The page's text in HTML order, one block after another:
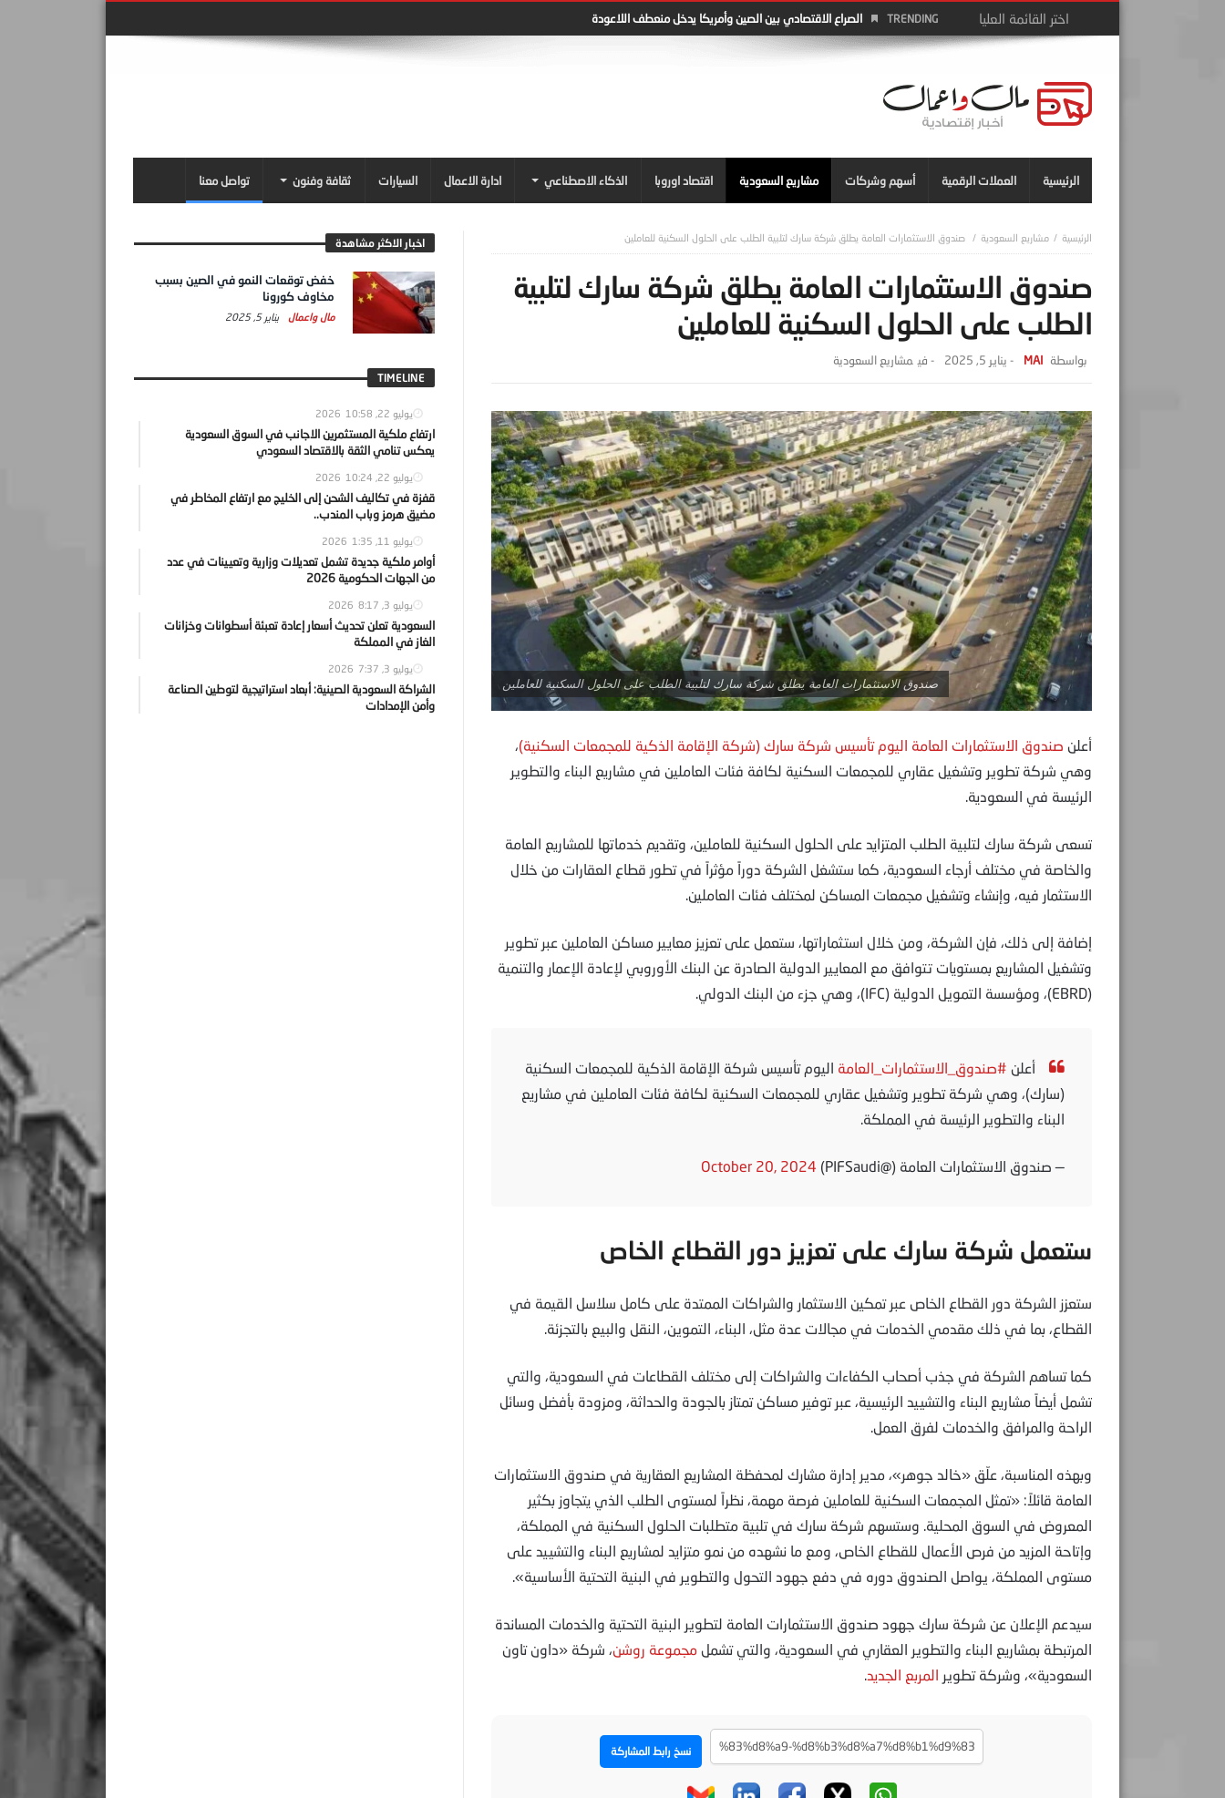
TRENDING الصراع الاقتصادي بين الصين وأمريكا يدخل منعطف اللاعودة
الرئيسية العملات الرقمية أسهم وشركات مشاريع السعودية اقتصاد اوروبا الذكاء الاصطناعي ادارة الاعمال السيارات ثقافة وفنون تواصل معنا
مشاريع السعودية صندوق الاستثمارات العامة يطلق شركة سارك لتلبية الطلب على الحلول السكنية للعاملين
صندوق الاستثمارات العامة يطلق شركة سارك لتلبية
الطلب على الحلول السكنية للعاملين
MAI
- يناير 5, 2025 - ‎في مشاريع السعودية
صندوق الاستثمارات العامة يطلق شركة سارك لتلبية الطلب على الحلول السكنية للعاملين
أعلن صندوق الاستثمارات العامة اليوم تأسيس شركة سارك (شركة الإقامة الذكية للمجمعات السكنية)،
وهي شركة تطوير وتشغيل عقاري للمجمعات السكنية لكافة فئات العاملين في مشاريع البناء والتطوير
الرئيسة في السعودية.
تسعى شركة سارك لتلبية الطلب المتزايد على الحلول السكنية للعاملين، وتقديم خدماتها للمشاريع العامة
والخاصة في مختلف أرجاء السعودية، كما ستشغل الشركة دوراً مؤثراً في تطور قطاع العقارات من خلال
الاستثمار فيه، وإنشاء وتشغيل مجمعات المساكن لمختلف فئات العاملين.
إضافة إلى ذلك، فإن الشركة، ومن خلال استثماراتها، ستعمل على تعزيز معايير مساكن العاملين عبر تطوير
وتشغيل المشاريع بمستويات تتوافق مع المعايير الدولية الصادرة عن البنك الأوروبي لإعادة الإعمار والتنمية
(EBRD)، ومؤسسة التمويل الدولية (IFC)، وهي جزء من البنك الدولي.
أعلن #صندوق_الاستثمارات_العامة اليوم تأسيس شركة الإقامة الذكية للمجمعات السكنية
(سارك)، وهي شركة تطوير وتشغيل عقاري للمجمعات السكنية لكافة فئات العاملين في مشاريع
البناء والتطوير الرئيسة في المملكة.
— صندوق الاستثمارات العامة (@PIFSaudi) October 20, 2024
ستعمل شركة سارك على تعزيز دور القطاع الخاص
ستعزز الشركة دور القطاع الخاص عبر تمكين الاستثمار والشراكات الممتدة على كامل سلاسل القيمة في
القطاع، بما في ذلك مقدمي الخدمات في مجالات عدة مثل، البناء، التموين، النقل والبيع بالتجزئة.
كما تساهم الشركة في جذب أصحاب الكفاءات والشراكات إلى مختلف القطاعات في السعودية، والتي
تشمل أيضاً مشاريع البناء والتشييد الرئيسية، عبر توفير مساكن تمتاز بالجودة والحداثة، ومزودة بأفضل وسائل
الراحة والمرافق والخدمات لفرق العمل.
وبهذه المناسبة، علّق «خالد جوهر»، مدير إدارة مشارك لمحفظة المشاريع العقارية في صندوق الاستثمارات
العامة قائلاً: «تمثل المجمعات السكنية للعاملين فرصة مهمة، نظراً لمستوى الطلب الذي يتجاوز بكثير
المعروض في السوق المحلية. وستسهم شركة سارك في تلبية متطلبات الحلول السكنية في المملكة،
وإتاحة المزيد من فرص الأعمال للقطاع الخاص، ومع ما نشهده من نمو متزايد لمشاريع البناء والتشييد على
مستوى المملكة، يواصل الصندوق دوره في دفع جهود التحول والتطوير في البنية التحتية الأساسية».
سيدعم الإعلان عن شركة سارك جهود صندوق الاستثمارات العامة لتطوير البنية التحتية والخدمات المساندة
المرتبطة بمشاريع البناء والتطوير العقاري في السعودية، والتي تشمل مجموعة روشن، شركة «داون تاون
السعودية»، وشركة تطوير المربع الجديد.
نسخ رابط المشاركة
اخبار الاكثر مشاهدة
خفض توقعات النمو في الصين بسبب
مخاوف كورونا
مال واعمال يناير 5, 2025
TIMELINE
يوليو 22, 2026 10:58
ارتفاع ملكية المستثمرين الاجانب في السوق السعودية
يعكس تنامي الثقة بالاقتصاد السعودي
يوليو 22, 2026 10:24
قفزة في تكاليف الشحن إلى الخليج مع ارتفاع المخاطر في
مضيق هرمز وباب المندب..
يوليو 11, 2026 1:35
أوامر ملكية جديدة تشمل تعديلات وزارية وتعيينات في عدد
من الجهات الحكومية 2026
يوليو 3, 2026 8:17
السعودية تعلن تحديث أسعار إعادة تعبئة أسطوانات وخزانات
الغاز في المملكة
يوليو 3, 2026 7:37
الشراكة السعودية الصينية: أبعاد استراتيجية لتوطين الصناعة
وأمن الإمدادات